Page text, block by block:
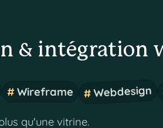
& intégration
Wireframe Webdesign
qu'une vitrine.